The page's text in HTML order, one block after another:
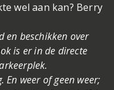
wel aan kan? Berry
en beschikken over
is er in de directe
En weer of geen weer;